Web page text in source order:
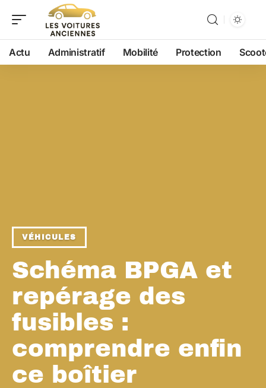
Actu Administratif Mobilité Protection
VÉHICULES
Schéma BPGA et
repérage des
fusibles :
comprendre enfin
ce boîtier